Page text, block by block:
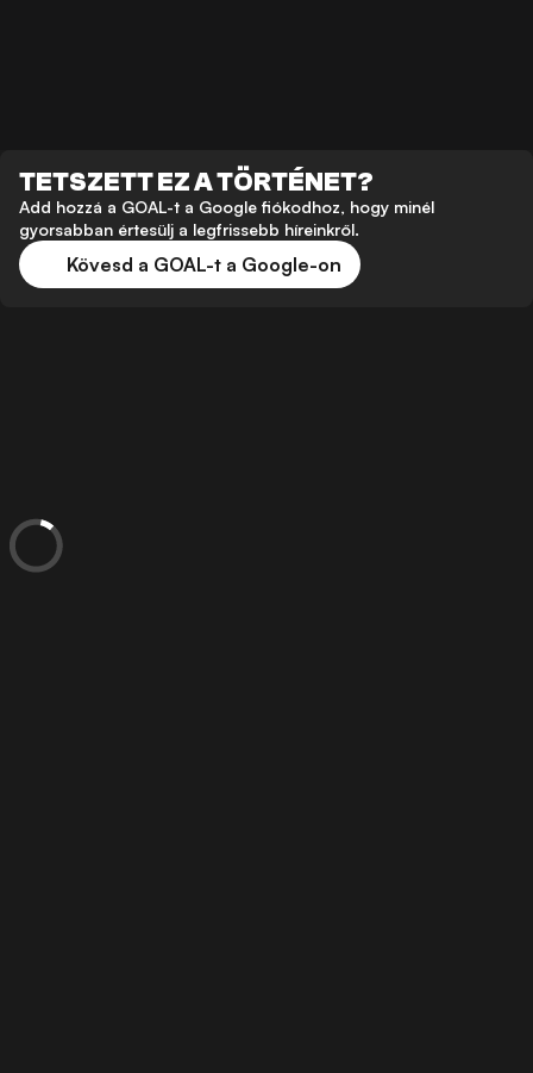
TETSZETT EZ A TÖRTÉNET?
Add hozzá a GOAL-t a Google fiókodhoz, hogy minél
gyorsabban értesülj a legfrissebb híreinkről.
Kövesd a GOAL-t a Google-on